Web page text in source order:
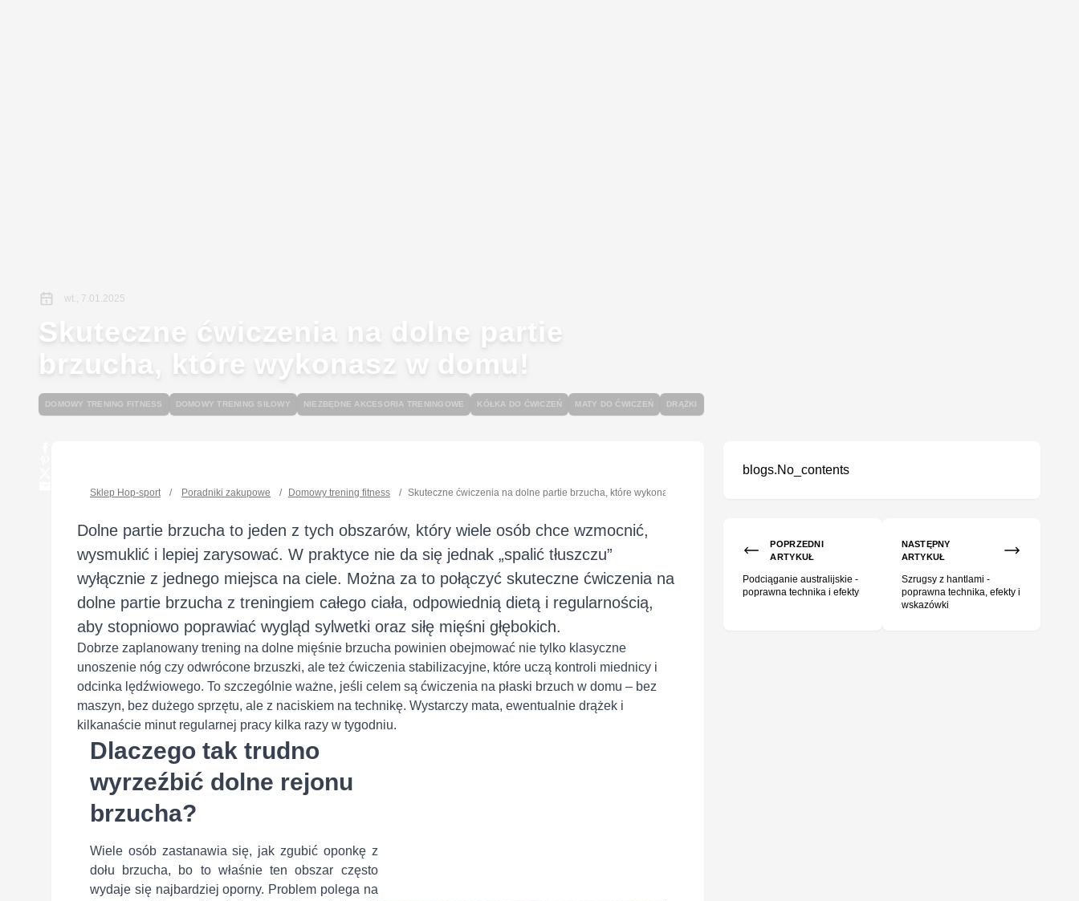
wt., 7.01.2025
Skuteczne ćwiczenia na dolne partie
brzucha, które wykonasz w domu!
DOMOWY TRENING FITNESS DOMOWY TRENING SIŁOWY NIEZBĘDNE AKCESORIA TRENINGOWE KÓŁKA DO ĆWICZEŃ MATY DO ĆWICZEŃ DRĄŻKI
Sklep Hop-sport / Poradniki zakupowe / Domowy trening fitness / Skuteczne ćwiczenia na dolne partie brzucha, które wykonasz w domu!
Dolne partie brzucha to jeden z tych obszarów, który wiele osób chce wzmocnić,
wysmuklić i lepiej zarysować. W praktyce nie da się jednak „spalić tłuszczu”
wyłącznie z jednego miejsca na ciele. Można za to połączyć skuteczne ćwiczenia na
dolne partie brzucha z treningiem całego ciała, odpowiednią dietą i regularnością,
aby stopniowo poprawiać wygląd sylwetki oraz siłę mięśni głębokich.
Dobrze zaplanowany trening na dolne mięśnie brzucha powinien obejmować nie tylko klasyczne
unoszenie nóg czy odwrócone brzuszki, ale też ćwiczenia stabilizacyjne, które uczą kontroli miednicy i
odcinka lędźwiowego. To szczególnie ważne, jeśli celem są ćwiczenia na płaski brzuch w domu – bez
maszyn, bez dużego sprzętu, ale z naciskiem na technikę. Wystarczy mata, ewentualnie drążek i
kilkanaście minut regularnej pracy kilka razy w tygodniu.
Dlaczego tak trudno
wyrzeźbić dolne rejonu
brzucha?
Wiele osób zastanawia się, jak zgubić oponkę z
dołu brzucha, bo to właśnie ten obszar często
wydaje się najbardziej oporny. Problem polega na
blogs.No_contents
POPRZEDNI
ARTYKUŁ
Podciąganie australijskie -
poprawna technika i efekty
NASTĘPNY
ARTYKUŁ
Szrugsy z hantlami -
poprawna technika, efekty i
wskazówki